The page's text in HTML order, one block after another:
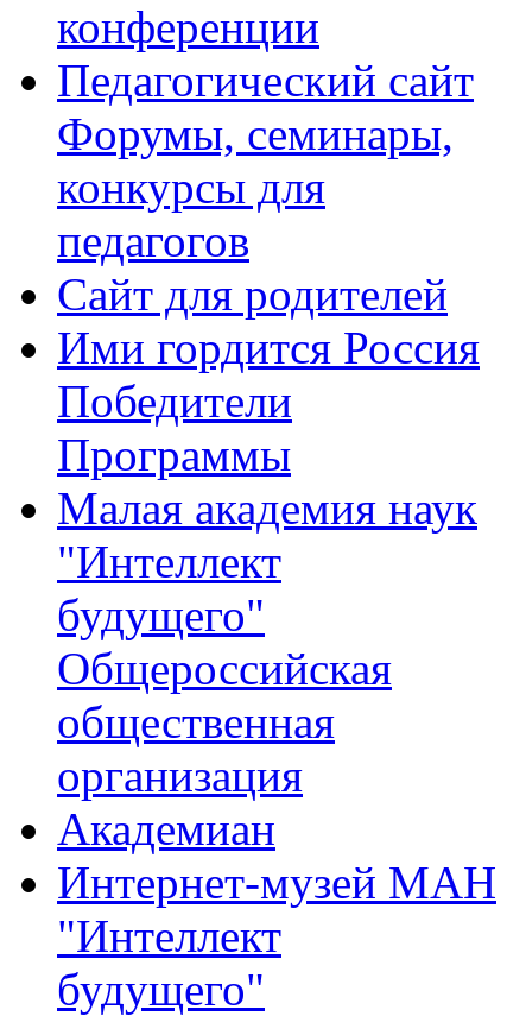
конференции
Педагогический сайт
Форумы, семинары,
конкурсы для
педагогов
Сайт для родителей
Ими гордится Россия
Победители
Программы
Малая академия наук
"Интеллект
будущего"
Общероссийская
общественная
организация
Академиан
Интернет-музей МАН
"Интеллект
будущего"